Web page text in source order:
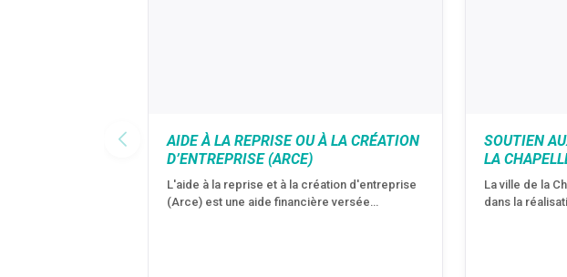
AIDE À LA REPRISE OU À LA CRÉATION
D’ENTREPRISE (ARCE)
L'aide à la reprise et à la création d'entreprise
(Arce) est une aide financière versée…
SOUTIEN
LA
La ville de la
dans la